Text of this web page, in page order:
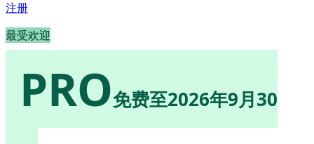
注册
最受欢迎
PRO免费至2026年9月30